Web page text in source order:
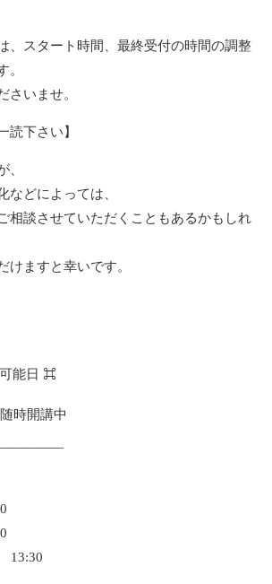
、スタート時間、最終受付の時間の調整
。
さいませ。
読下さい】
、
などによっては、
相談させていただくこともあるかもしれ
けますと幸いです。
能日 ⌘
時開講中